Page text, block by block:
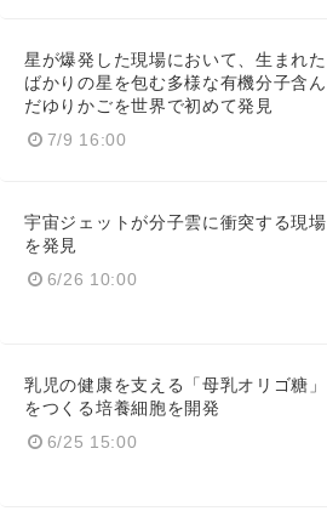
星が爆発した現場において、生まれた
ばかりの星を包む多様な有機分子含ん
だゆりかごを世界で初めて発見
7/9 16:00
宇宙ジェットが分子雲に衝突する現場
を発見
6/26 10:00
乳児の健康を支える「母乳オリゴ糖」
をつくる培養細胞を開発
6/25 15:00